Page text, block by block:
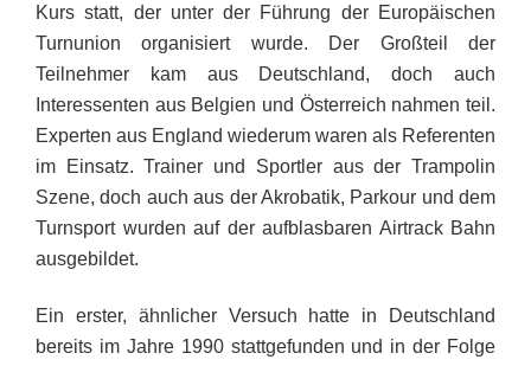
Kurs statt, der unter der Führung der Europäischen
Turnunion organisiert wurde. Der Großteil der
Teilnehmer kam aus Deutschland, doch auch
Interessenten aus Belgien und Österreich nahmen teil.
Experten aus England wiederum waren als Referenten
im Einsatz. Trainer und Sportler aus der Trampolin
Szene, doch auch aus der Akrobatik, Parkour und dem
Turnsport wurden auf der aufblasbaren Airtrack Bahn
ausgebildet.
Ein erster, ähnlicher Versuch hatte in Deutschland
bereits im Jahre 1990 stattgefunden und in der Folge